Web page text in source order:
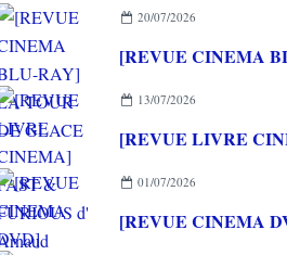
20/07/2026
13/07/2026
01/07/2026